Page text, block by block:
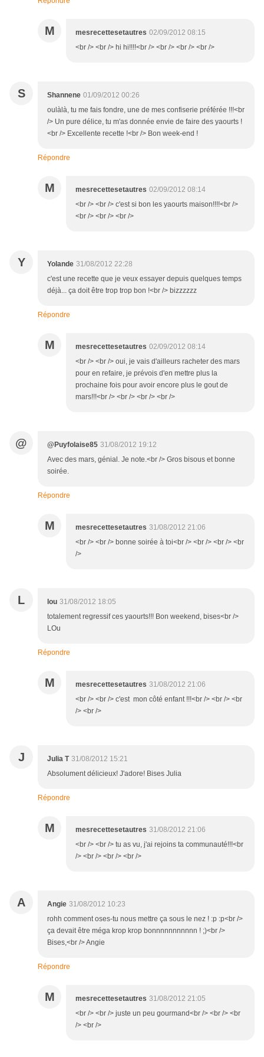
M mesrecettesetautres 02/09/2012 08:15
<br /> <br /> hi hi!!!!<br /> <br /> <br /> <br />
S Shannene 01/09/2012 00:26
oulàlà, tu me fais fondre, une de mes confiserie préférée !!!<br
/> Un pure délice, tu m'as donnée envie de faire des yaourts !
<br /> Excellente recette !<br /> Bon week-end !
Répondre
M mesrecettesetautres 02/09/2012 08:14
<br /> <br /> c'est si bon les yaourts maison!!!!<br />
<br /> <br /> <br />
Y Yolande 31/08/2012 22:28
c'est une recette que je veux essayer depuis quelques temps
déjà... ça doit être trop trop bon !<br /> bizzzzzz
Répondre
M mesrecettesetautres 02/09/2012 08:14
<br /> <br /> oui, je vais d'ailleurs racheter des mars
pour en refaire, je prévois d'en mettre plus la
prochaine fois pour avoir encore plus le gout de
mars!!!<br /> <br /> <br /> <br />
@ @Puyfolaise85 31/08/2012 19:12
Avec des mars, génial. Je note.<br /> Gros bisous et bonne
soirée.
Répondre
M mesrecettesetautres 31/08/2012 21:06
<br /> <br /> bonne soirée à toi<br /> <br /> <br /> <br
/>
L lou 31/08/2012 18:05
totalement regressif ces yaourts!!! Bon weekend, bises<br />
LOu
Répondre
M mesrecettesetautres 31/08/2012 21:06
<br /> <br /> c'est mon côté enfant !!!<br /> <br /> <br
/> <br />
J Julia T 31/08/2012 15:21
Absolument délicieux! J'adore! Bises Julia
Répondre
M mesrecettesetautres 31/08/2012 21:06
<br /> <br /> tu as vu, j'ai rejoins ta communauté!!!<br
/> <br /> <br /> <br />
A Angie 31/08/2012 10:23
rohh comment oses-tu nous mettre ça sous le nez ! :p :p<br />
ça devait être méga krop krop bonnnnnnnnnnn ! ;)<br />
Bises,<br /> Angie
Répondre
M mesrecettesetautres 31/08/2012 21:05
<br /> <br /> juste un peu gourmand<br /> <br /> <br
/> <br />